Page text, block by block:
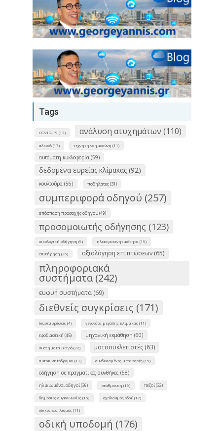
Tags
COVID-19 (13) ανάλυση ατυχημάτων (110)
αλκοόλ (17) τεχνητή νοημοσύνη (11)
αυτόματη κυκλοφορία (59)
δεδομένα ευρείας κλίμακας (92)
κουλτούρα (56) ποδηλάτες (31)
συμπεριφορά οδηγού (257)
απόσπαση προσοχής οδηγού (49)
προσομοιωτής οδήγησης (123)
οικολογική οδήγηση (9) ηλεκτροκινητικότητα (19)
επιτήρηση (26) αξιολόγηση επιπτώσεων (65)
πληροφοριακά
συστήματα (242)
ευφυή συστήματα (69)
διεθνείς συγκρίσεις (171)
διασταυρώσεις (4) γεγονότα μεγάλης κλίμακας (11)
εφοδιαστική (45) μηχανική εκμάθηση (60)
συστήματα μετρό (22) μοτοσυκλετιστές (63)
αυτοκινητόδρομοι (11) συνδυασμένες μεταφορές (15)
οδήγηση σε πραγματικές συνθήκες (58)
ηλικιωμένοι οδηγοί (36) στάθμευση (19) πεζοί (32)
δημόσιες συγκοινωνίες (15) σχεδιασμός οδού (17)
οδικός εξοπλισμός (11)
οδική υποδομή (176)